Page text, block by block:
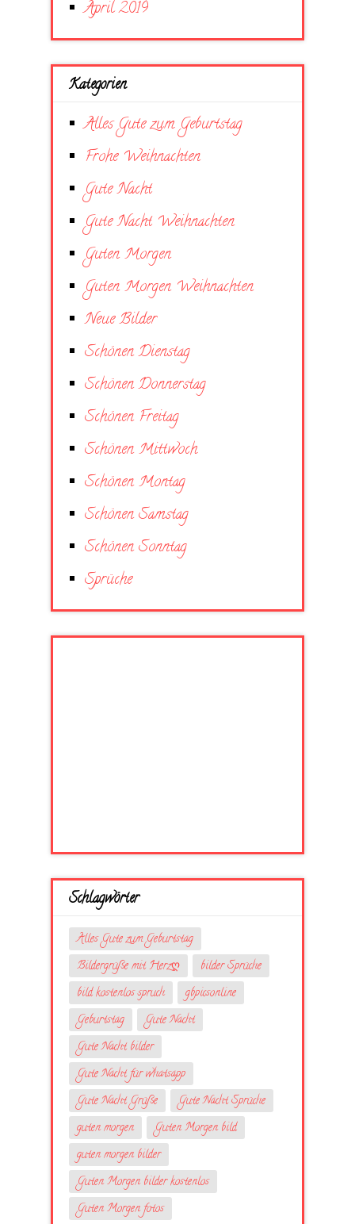
April 2019
Kategorien
Alles Gute zum Geburtstag
Frohe Weihnachten
Gute Nacht
Gute Nacht Weihnachten
Guten Morgen
Guten Morgen Weihnachten
Neue Bilder
Schönen Dienstag
Schönen Donnerstag
Schönen Freitag
Schönen Mittwoch
Schönen Montag
Schönen Samstag
Schönen Sonntag
Sprüche
Schlagwörter
Alles Gute zum Geburtstag
Bildergrüße mit Herzღ
bilder Sprüche
bild kostenlos spruch
gbpicsonline
Geburtstag
Gute Nacht
Gute Nacht bilder
Gute Nacht für whatsapp
Gute Nacht Grüße
Gute Nacht Sprüche
guten morgen
Guten Morgen bild
guten morgen bilder
Guten Morgen bilder kostenlos
Guten Morgen fotos